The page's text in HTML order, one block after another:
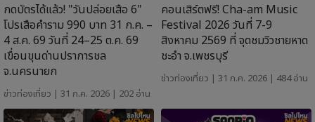
กดบัตรได้แล้ว! "วันปล่อยเสือ 6"
โปรเสือคำราม 990 บาท 31 ก.ค. –
4 ส.ค. 69 วันที่ 24–25 ต.ค. 69
เขื่อนขุนด่านปราการชล
จ.นครนายก
ข่าวท่องเที่ยว | 31 ก.ค. 2026 | 202 อ่าน
คอนเสิร์ตฟรี! Cha-am Music
Festival 2026 วันที่ 7-9
สิงหาคม 2569 ที่ จุดชมวิวชายหาด
ชะอำ จ.เพชรบุรี
ข่าวท่องเที่ยว | 31 ก.ค. 2026 | 484 อ่าน